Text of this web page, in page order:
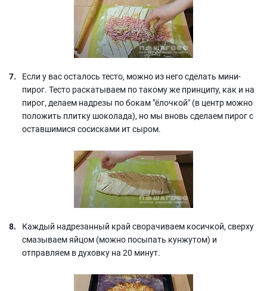
Если у вас осталось тесто, можно из него сделать мини-
пирог. Тесто раскатываем по такому же принципу, как и на
пирог, делаем надрезы по бокам "ёлочкой" (в центр можно
положить плитку шоколада), но мы вновь сделаем пирог с
оставшимися сосисками ит сыром.
Каждый надрезанный край сворачиваем косичкой, сверху
смазываем яйцом (можно посыпать кунжутом) и
отправляем в духовку на 20 минут.